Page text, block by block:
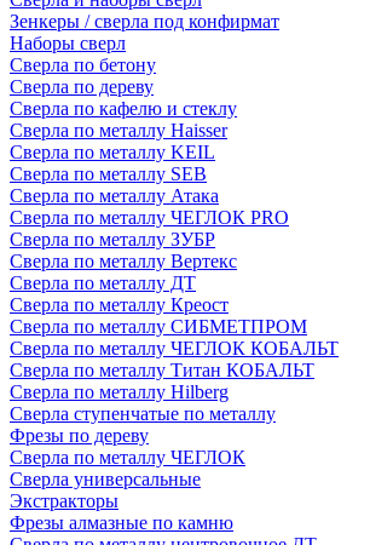
Зенкеры / сверла под конфирмат
Наборы сверл
Сверла по бетону
Сверла по дереву
Сверла по кафелю и стеклу
Сверла по металлу Haisser
Сверла по металлу KEIL
Сверла по металлу SEB
Сверла по металлу Атака
Сверла по металлу ЧЕГЛОК PRO
Сверла по металлу ЗУБР
Сверла по металлу Вертекс
Сверла по металлу ДТ
Сверла по металлу Креост
Сверла по металлу СИБМЕТПРОМ
Сверла по металлу ЧЕГЛОК КОБАЛЬТ
Сверла по металлу Титан КОБАЛЬТ
Сверла по металлу Hilberg
Сверла ступенчатые по металлу
Фрезы по дереву
Сверла по металлу ЧЕГЛОК
Сверла универсальные
Экстракторы
Фрезы алмазные по камню